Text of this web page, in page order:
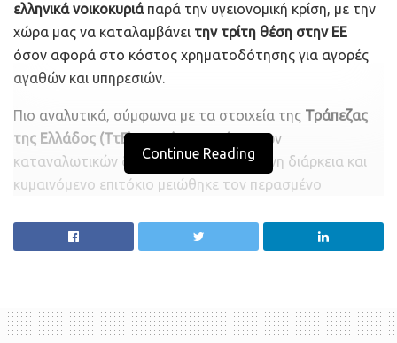
ελληνικά νοικοκυριάπαρά την υγειονομική κρίση, με την
χώρα μας να καταλαμβάνει την τρίτη θέση στην ΕΕ
όσον αφορά στο κόστος χρηματοδότησης για αγορές
αγαθών και υπηρεσιών.
Πιο αναλυτικά, σύμφωνα με τα στοιχεία της Τράπεζας
της Ελλάδος (ΤτΕ), τομέσο επιτόκιοτων
καταναλωτικών δανείων με συγκεκριμένη διάρκεια και
κυμαινόμενο επιτόκιο μειώθηκε τον περασμένο
Πρόκειται, ωστόσο, για το τρίτο υψηλότερο στην
την πεντάδα συμπληρώνουν οι Ολλανδία και Σλοβακία,
με επιτόκια καταναλωτικών δανείων 8,68% και 8,55% .
Continue Reading